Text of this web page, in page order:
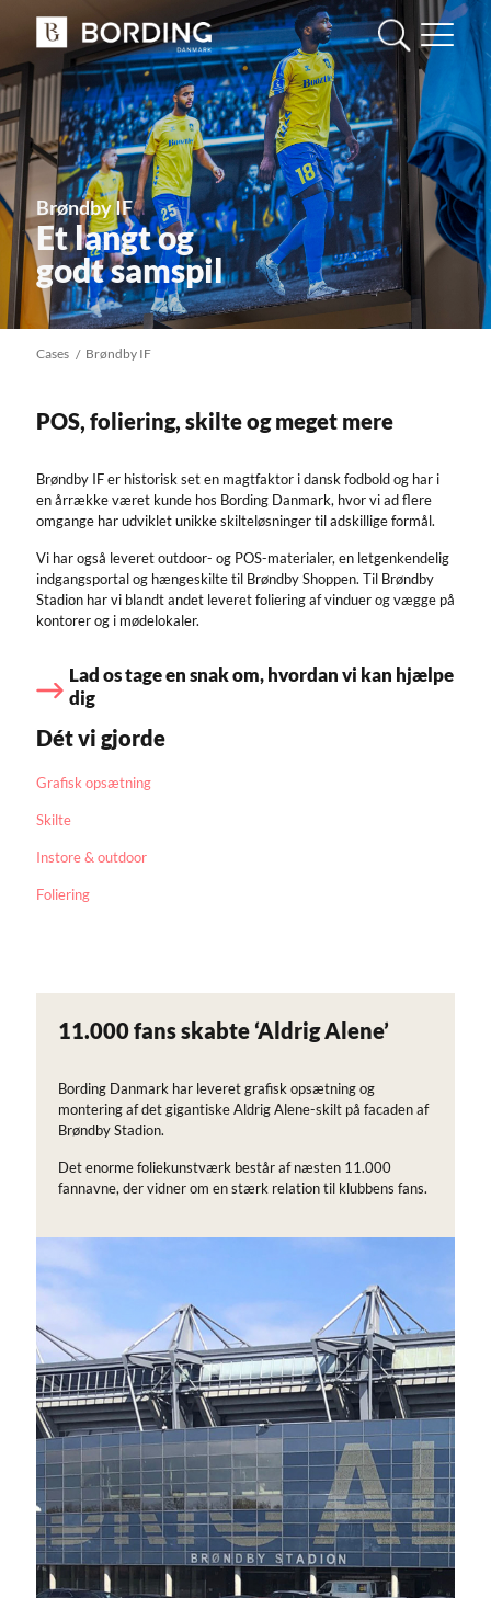
Brøndby IF
Et langt og
godt samspil
Cases Brøndby IF
POS, foliering, skilte og meget mere
Brøndby IF er historisk set en magtfaktor i dansk fodbold og har i
en årrække været kunde hos Bording Danmark, hvor vi ad flere
omgange har udviklet unikke skilteløsninger til adskillige formål.
Vi har også leveret outdoor- og POS-materialer, en letgenkendelig
indgangsportal og hængeskilte til Brøndby Shoppen. Til Brøndby
Stadion har vi blandt andet leveret foliering af vinduer og vægge på
kontorer og i mødelokaler.
Lad os tage en snak om, hvordan vi kan hjælpe
dig
Dét vi gjorde
Grafisk opsætning
Skilte
Instore & outdoor
Foliering
11.000 fans skabte ‘Aldrig Alene’
Bording Danmark har leveret grafisk opsætning og
montering af det gigantiske Aldrig Alene-skilt på facaden af
Brøndby Stadion.
Det enorme foliekunstværk består af næsten 11.000
fannavne, der vidner om en stærk relation til klubbens fans.